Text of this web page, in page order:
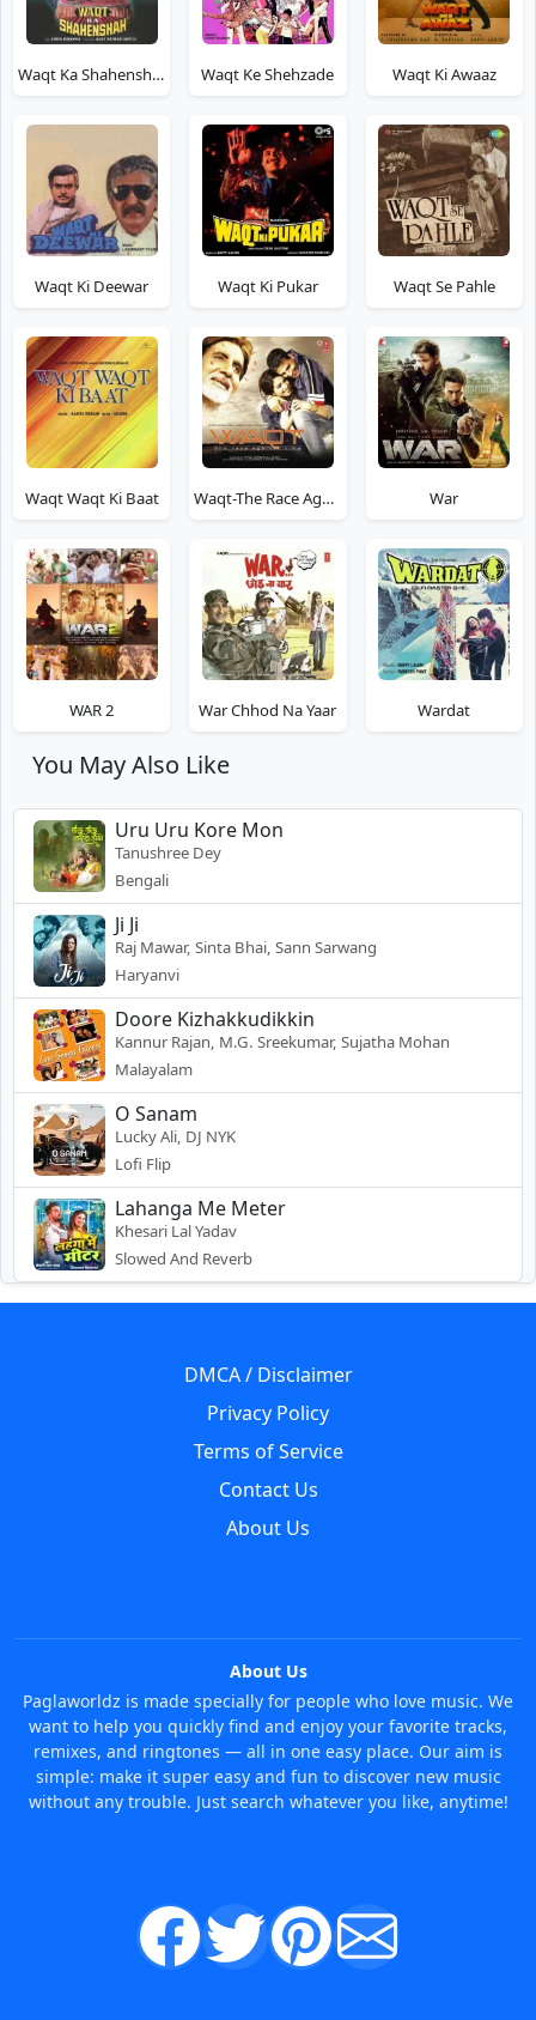
Waqt Ka Shahenshah Waqt Ke Shehzade Waqt Ki Awaaz
Waqt Ki Deewar Waqt Ki Pukar Waqt Se Pahle
Waqt Waqt Ki Baat Waqt-The Race Against Time War
WAR 2 War Chhod Na Yaar Wardat
You May Also Like
Uru Uru Kore Mon
Tanushree Dey
Bengali
Ji Ji
Raj Mawar, Sinta Bhai, Sann Sarwang
Haryanvi
Doore Kizhakkudikkin
Kannur Rajan, M.G. Sreekumar, Sujatha Mohan
Malayalam
O Sanam
Lucky Ali, DJ NYK
Lofi Flip
Lahanga Me Meter
Khesari Lal Yadav
Slowed And Reverb
DMCA / Disclaimer
Privacy Policy
Terms of Service
Contact Us
About Us
About Us
Paglaworldz is made specially for people who love music. We
want to help you quickly find and enjoy your favorite tracks,
remixes, and ringtones — all in one easy place. Our aim is
simple: make it super easy and fun to discover new music
without any trouble. Just search whatever you like, anytime!